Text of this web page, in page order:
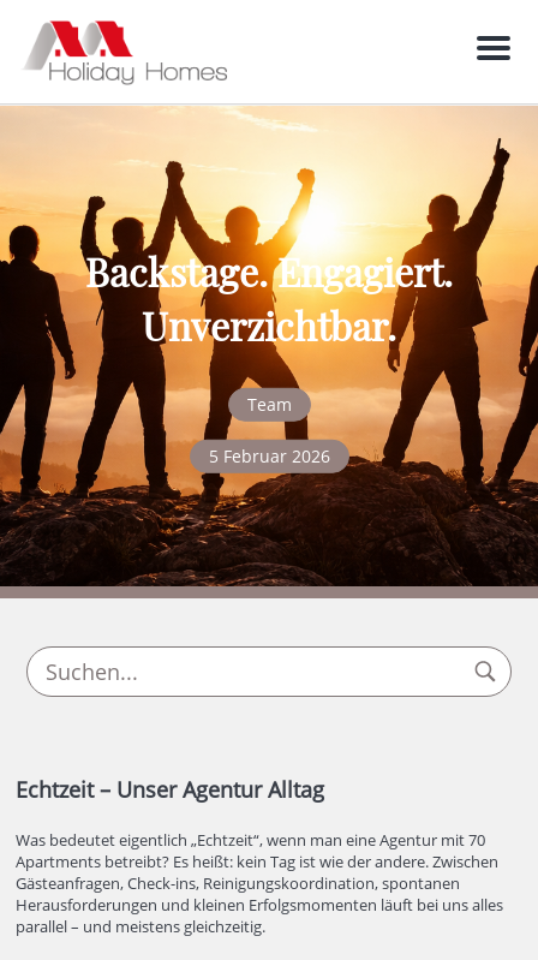
Menu
Backstage. Engagiert.
Unverzichtbar.
Team
5 Februar 2026
Echtzeit – Unser Agentur Alltag
Was bedeutet eigentlich „Echtzeit“, wenn man eine Agentur mit 70
Apartments betreibt? Es heißt: kein Tag ist wie der andere. Zwischen
Gästeanfragen, Check-ins, Reinigungskoordination, spontanen
Herausforderungen und kleinen Erfolgsmomenten läuft bei uns alles
parallel – und meistens gleichzeitig.